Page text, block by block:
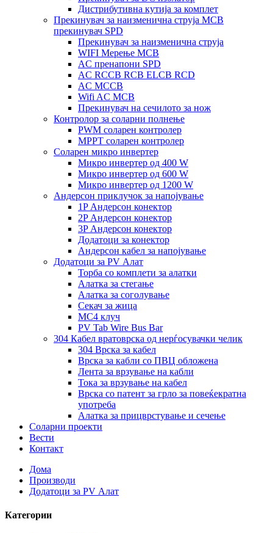
Дистрибутивна кутија за комплет
Прекинувач за наизменична струја MCB
прекинувач SPD
Прекинувач за наизменична струја
WIFI Мерење MCB
AC пренапони SPD
AC RCCB RCB ELCB RCD
AC MCCB
Wifi AC MCB
Прекинувач на сечилото за нож
Контролор за соларни полнење
PWM соларен контролер
MPPT соларен контролер
Соларен микро инвертер
Микро инвертер од 400 W
Микро инвертер од 600 W
Микро инвертер од 1200 W
Андерсон приклучок за напојување
1P Андерсон конектор
2P Андерсон конектор
3P Андерсон конектор
Додатоци за конектор
Андерсон кабел за напојување
Додатоци за PV Алат
Торба со комплети за алатки
Алатка за стегање
Алатка за соголување
Секач за жица
MC4 клуч
PV Tab Wire Bus Bar
304 Кабел вратоврска од нерѓосувачки челик
304 Врска за кабел
Врска за кабли со ПВЦ обложена
Лента за врзување на кабли
Тока за врзување на кабел
Врска со патент за грло за повеќекратна
употреба
Алатка за прицврстување и сечење
Соларни проекти
Вести
Контакт
Дома
Производи
Додатоци за PV Алат
Категории